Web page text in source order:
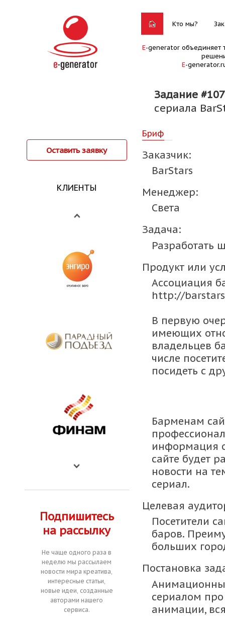
Кто мы?
E-generator объединяет
E-
Задание
сериала
Оставить заявку
КЛИЕНТЫ
Подпишитесь
на рассылку
Не чаще одного раза в
неделю мы рассылаем
новости мира креатива,
интересные статьи,
новые идеи, созданные
авторами нашего
сервиса.
Бриф
Заказчик:
BarStars
Менеджер:
Света
Задача:
Разработать
Продукт или
Ассоциация
http://
В первую
имеющих
владельцев
числе
посидеть с
Барменам
информация
сайте будет
новости на
сериал.
Целевая
Посетители
баров.
больших
Постановка
сериалом
анимации,